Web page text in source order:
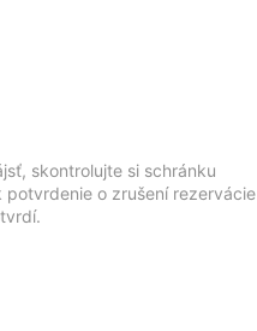
skontrolujte si schránku
o zrušení rezervácie